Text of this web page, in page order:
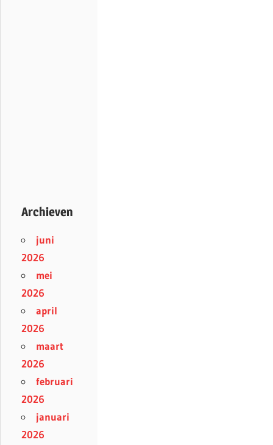
Archieven
juni
2026
mei
2026
april
2026
maart
2026
februari
2026
januari
2026